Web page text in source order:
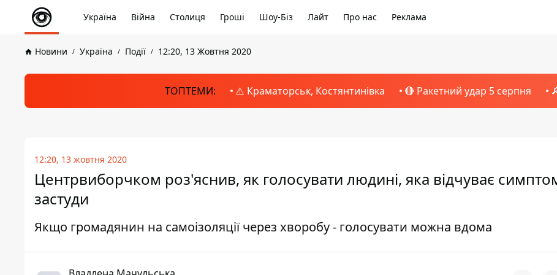
Україна Війна Столиця Гроші Шоу-Біз Лайт Про нас Реклама
Новини Україна Події 12:20, 13 Жовтня 2020
ТОПТЕМИ: ⚠️ Краматорськ, Костянтинівка 🔴 Ракетний удар 5 серпня
12:20, 13 жовтня 2020
Центрвиборчком роз'яснив, як голосувати людині, яка відчуває
застуди
Якщо громадянин на самоізоляції через хворобу - голосувати можна вдома